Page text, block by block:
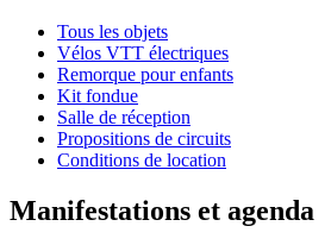
Tous les objets
Vélos VTT électriques
Remorque pour enfants
Kit fondue
Salle de réception
Propositions de circuits
Conditions de location
Manifestations et agenda